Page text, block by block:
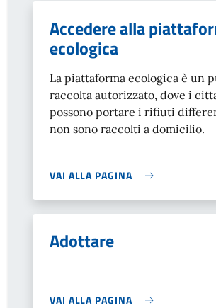
Accedere alla
ecologica
La piattaforma ecologica è un
raccolta autorizzato, dove i
possono portare i rifiuti
non sono raccolti a domicilio.
VAI ALLA PAGINA
Adottare
VAI ALLA PAGINA